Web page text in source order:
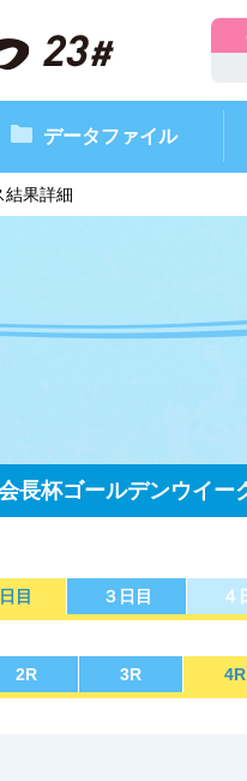
今節の進入コー
データファイル
記念競走優勝
結果詳細
長杯ゴールデンウイー
目 ３日目 ４
2R 3R 4R